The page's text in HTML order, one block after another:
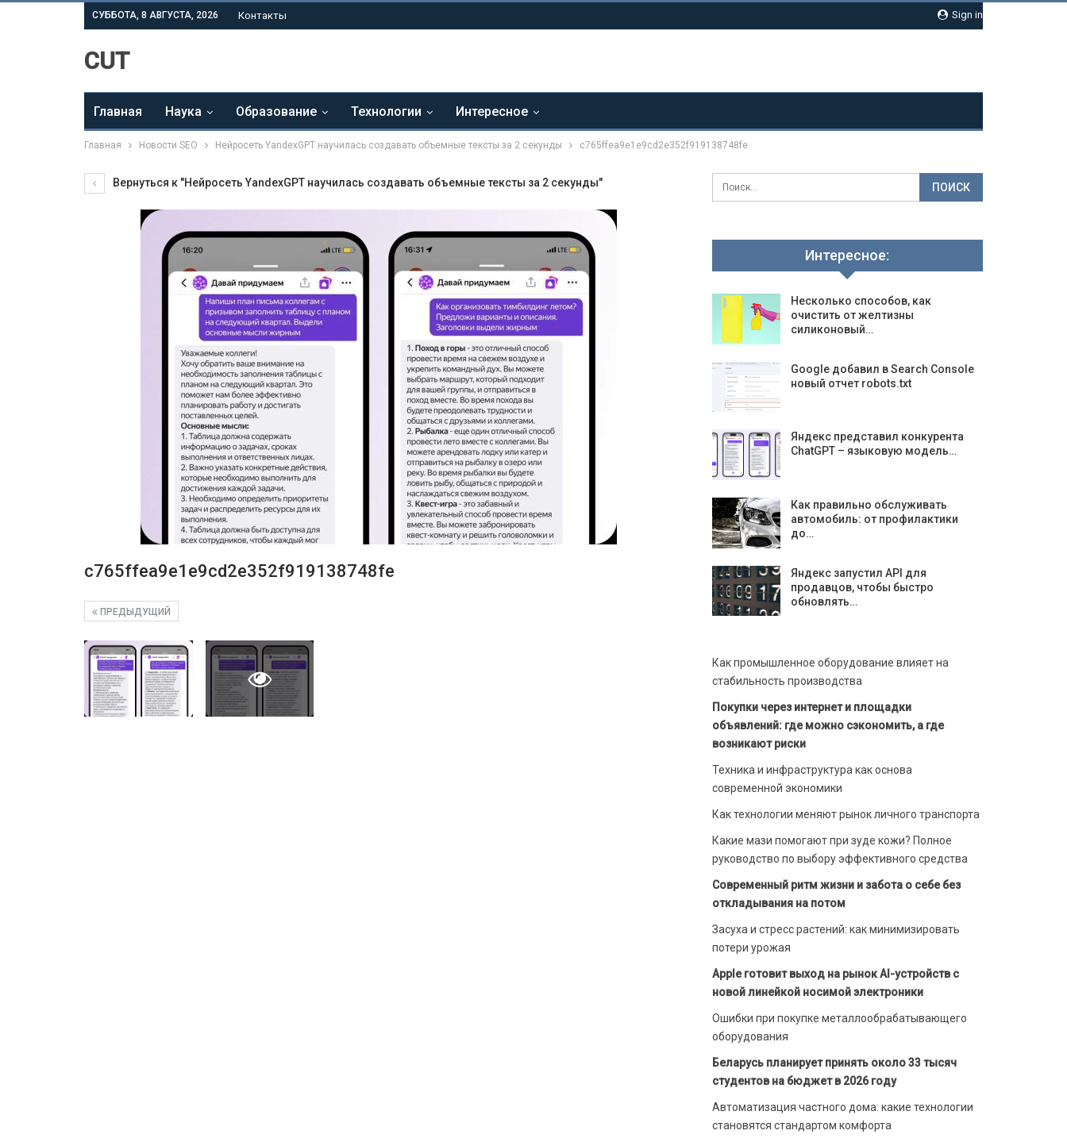
Sign in
СУББОТА, 8 АВГУСТА, 2026 Контакты
CUT
Главная Наука Образование Технологии Интересное
Главная Новости SEO Нейросеть YandexGPT научилась создавать объемные тексты за 2 секунды c765ffea9e1e9cd2e352f919138748fe
Вернуться к "Нейросеть YandexGPT научилась создавать объемные тексты за 2 секунды"
c765ffea9e1e9cd2e352f919138748fe
ПРЕДЫДУЩИЙ
Интересное:
Несколько способов, как
очистить от желтизны
силиконовый…
Google добавил в Search Console
новый отчет robots.txt
Яндекс представил конкурента
ChatGPT – языковую модель…
Как правильно обслуживать
автомобиль: от профилактики
до…
Яндекс запустил API для
продавцов, чтобы быстро
обновлять…
Как промышленное оборудование влияет на
стабильность производства
Покупки через интернет и площадки
объявлений: где можно сэкономить, а где
возникают риски
Техника и инфраструктура как основа
современной экономики
Как технологии меняют рынок личного транспорта
Какие мази помогают при зуде кожи? Полное
руководство по выбору эффективного средства
Современный ритм жизни и забота о себе без
откладывания на потом
Засуха и стресс растений: как минимизировать
потери урожая
Apple готовит выход на рынок AI-устройств с
новой линейкой носимой электроники
Ошибки при покупке металлообрабатывающего
оборудования
Беларусь планирует принять около 33 тысяч
студентов на бюджет в 2026 году
Автоматизация частного дома: какие технологии
становятся стандартом комфорта